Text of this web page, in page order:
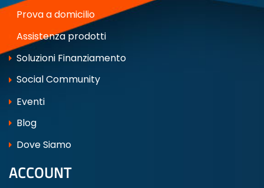
Prova a domicilio
Assistenza prodotti
Soluzioni Finanziamento
Social Community
Eventi
Blog
Dove Siamo
ACCOUNT